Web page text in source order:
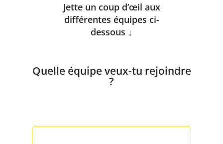
Jette un coup d’œil aux
différentes équipes ci-
dessous ↓
Quelle équipe veux-tu rejoindre
?